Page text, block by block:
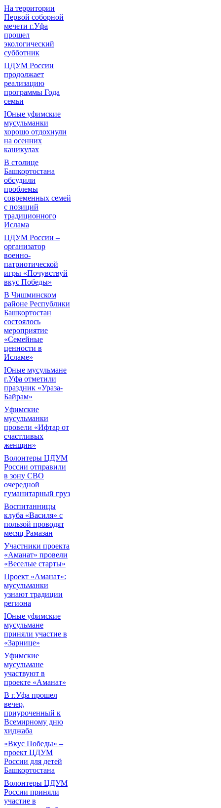
На территории
Первой соборной
мечети г.Уфа
прошел
экологический
субботник
ЦДУМ России
продолжает
реализацию
программы Года
семьи
Юные уфимские
мусульманки
хорошо отдохнули
на осенних
каникулах
В столице
Башкортостана
обсудили
проблемы
современных семей
с позиций
традиционного
Ислама
ЦДУМ России –
организатор
военно-
патриотической
игры «Почувствуй
вкус Победы»
В Чишминском
районе Республики
Башкортостан
состоялось
мероприятие
«Семейные
ценности в
Исламе»
Юные мусульмане
г.Уфа отметили
праздник «Ураза-
Байрам»
Уфимские
мусульманки
провели «Ифтар от
счастливых
женщин»
Волонтеры ЦДУМ
России отправили
в зону СВО
очередной
гуманитарный груз
Воспитанницы
клуба «Василя» с
пользой проводят
месяц Рамазан
Участники проекта
«Аманат» провели
«Веселые старты»
Проект «Аманат»:
мусульманки
узнают традиции
региона
Юные уфимские
мусульмане
приняли участие в
«Зарнице»
Уфимские
мусульмане
участвуют в
проекте «Аманат»
В г.Уфа прошел
вечер,
приуроченный к
Всемирному дню
хиджаба
«Вкус Победы» –
проект ЦДУМ
России для детей
Башкортостана
Волонтеры ЦДУМ
России приняли
участие в